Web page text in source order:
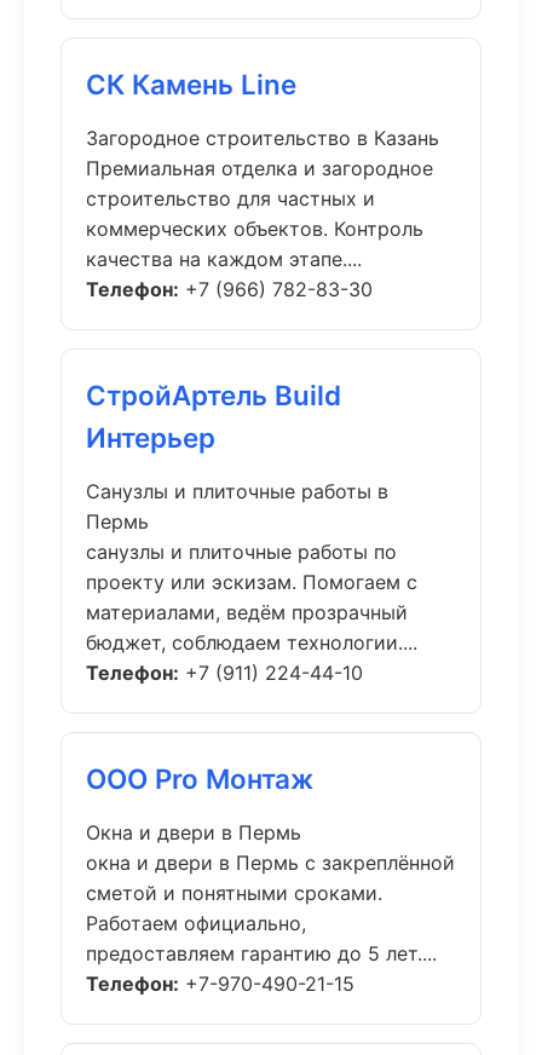
СК Камень Line
Загородное строительство в Казань
Премиальная отделка и загородное
строительство для частных и
коммерческих объектов. Контроль
качества на каждом этапе....
Телефон: +7 (966) 782-83-30
СтройАртель Build
Интерьер
Санузлы и плиточные работы в
Пермь
санузлы и плиточные работы по
проекту или эскизам. Помогаем с
материалами, ведём прозрачный
бюджет, соблюдаем технологии....
Телефон: +7 (911) 224-44-10
ООО Pro Монтаж
Окна и двери в Пермь
окна и двери в Пермь с закреплённой
сметой и понятными сроками.
Работаем официально,
предоставляем гарантию до 5 лет....
Телефон: +7-970-490-21-15